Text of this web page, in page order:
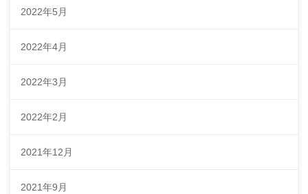
2022年5月
2022年4月
2022年3月
2022年2月
2021年12月
2021年9月